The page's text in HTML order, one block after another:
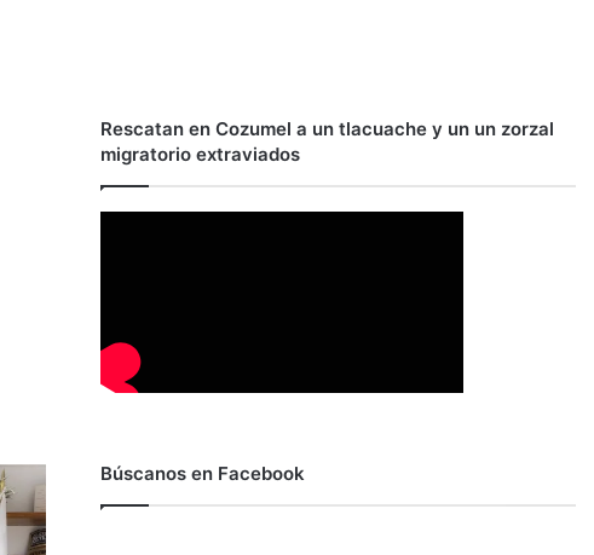
Rescatan en Cozumel a un tlacuache y un un zorzal
migratorio extraviados
Búscanos en Facebook